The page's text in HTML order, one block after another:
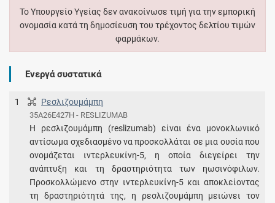
Το Υπουργείο Υγείας δεν ανακοίνωσε τιμή για την εμπορική
ονομασία κατά τη δημοσίευση του τρέχοντος δελτίου τιμών
φαρμάκων.
Ενεργά συστατικά
1 Ρεσλιζουμάμπη
35A26E427H - RESLIZUMAB
Η ρεσλιζουμάμπη (reslizumab) είναι ένα μονοκλωνικό
αντίσωμα σχεδιασμένο να προσκολλάται σε μια ουσία που
ονομάζεται ιντερλευκίνη-5, η οποία διεγείρει την
ανάπτυξη και τη δραστηριότητα των ηωσινόφιλων.
Προσκολλώμενο στην ιντερλευκίνη-5 και αποκλείοντας
τη δραστηριότητά της, η ρεσλιζουμάμπη μειώνει τον